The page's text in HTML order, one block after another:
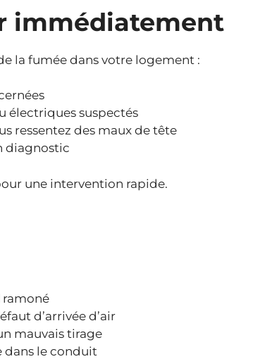
immédiatement
la fumée dans votre logement :
électriques suspectés
ressentez des maux de tête
diagnostic
une intervention rapide.
ramoné
d’arrivée d’air
mauvais tirage
dans le conduit